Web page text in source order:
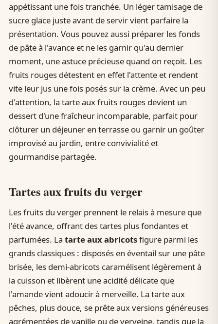
appétissant une fois tranchée. Un léger tamisage de
sucre glace juste avant de servir vient parfaire la
présentation. Vous pouvez aussi préparer les fonds
de pâte à l'avance et ne les garnir qu'au dernier
moment, une astuce précieuse quand on reçoit. Les
fruits rouges détestent en effet l'attente et rendent
vite leur jus une fois posés sur la crème. Avec un peu
d'attention, la tarte aux fruits rouges devient un
dessert d'une fraîcheur incomparable, parfait pour
clôturer un déjeuner en terrasse ou garnir un goûter
improvisé au jardin, entre convivialité et
gourmandise partagée.
Tartes aux fruits du verger
Les fruits du verger prennent le relais à mesure que
l'été avance, offrant des tartes plus fondantes et
parfumées. La tarte aux abricotsfigure parmi les
grands classiques : disposés en éventail sur une pâte
brisée, les demi-abricots caramélisent légèrement à
la cuisson et libèrent une acidité délicate que
l'amande vient adoucir à merveille. La tarte aux
pêches, plus douce, se prête aux versions généreuses
agrémentées de vanille ou de verveine, tandis que la